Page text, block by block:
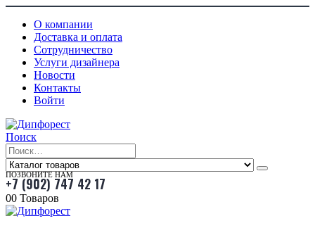
О компании
Доставка и оплата
Сотрудничество
Услуги дизайнера
Новости
Контакты
Войти
Поиск
ПОЗВОНИТЕ НАМ
+7 (902) 747 42 17
00 Товаров